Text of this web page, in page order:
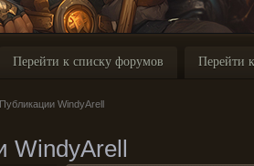
Перейти к списку форумов Перейти
Публикации WindyArell
WindyArell